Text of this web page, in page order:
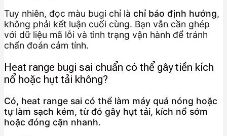
Tuy nhiên, đọc màu bugi chỉ là chỉ báo định hướng,
không phải kết luận cuối cùng. Bạn vẫn cần ghép
với dữ liệu mã lỗi và tình trạng vận hành để tránh
chẩn đoán cảm tính.
Heat range bugi sai chuẩn có thể gây tiền kích
nổ hoặc hụt tải không?
Có, heat range sai có thể làm máy quá nóng hoặc
tự làm sạch kém, từ đó gây hụt tải, kích nổ sớm
hoặc đóng cặn nhanh.